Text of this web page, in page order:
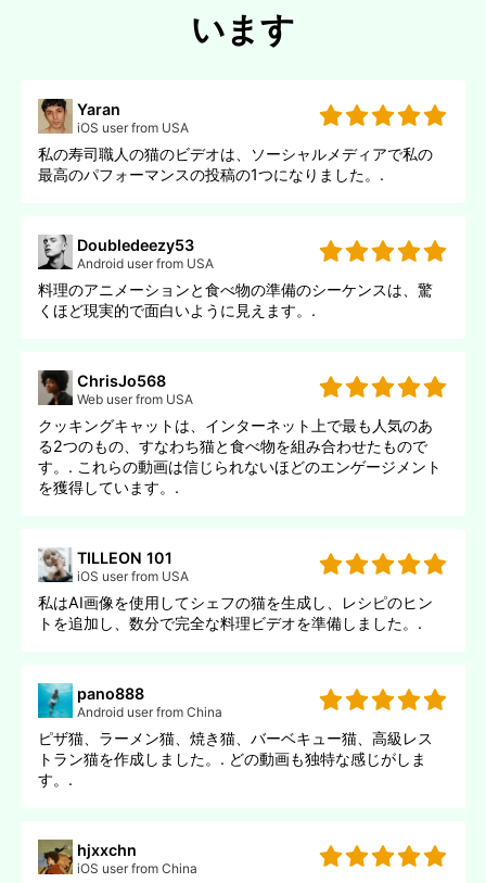
います
Yaran
iOS user from USA
私の寿司職人の猫のビデオは、ソーシャルメディアで私の
最高のパフォーマンスの投稿の1つになりました。.
Doubledeezy53
Android user from USA
料理のアニメーションと食べ物の準備のシーケンスは、驚
くほど現実的で面白いように見えます。.
ChrisJo568
Web user from USA
クッキングキャットは、インターネット上で最も人気のあ
る2つのもの、すなわち猫と食べ物を組み合わせたもので
す。. これらの動画は信じられないほどのエンゲージメント
を獲得しています。.
TILLEON 101
iOS user from USA
私はAI画像を使用してシェフの猫を生成し、レシピのヒン
トを追加し、数分で完全な料理ビデオを準備しました。.
pano888
Android user from China
ピザ猫、ラーメン猫、焼き猫、バーベキュー猫、高級レス
トラン猫を作成しました。. どの動画も独特な感じがしま
す。.
hjxxchn
iOS user from China